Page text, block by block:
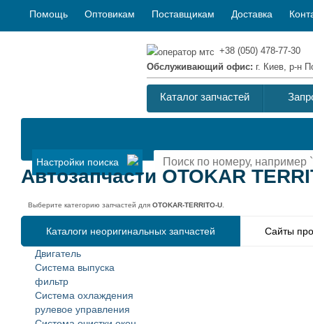
Помощь Оптовикам Поставщикам Доставка
+38 (050) 478-77-30
Обслуживающий офис: г. Киев, р-н
Каталог запчастей
Настройки поиска
Автозапчасти OTOKAR
Выберите категорию запчастей для OTOKAR-TERRITO-U
Каталоги неоригинальных запчастей
Сайты
Двигатель
Система выпуска
фильтр
Система охлаждения
рулевое управления